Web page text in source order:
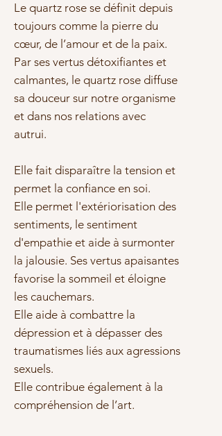
Le quartz rose se définit depuis
toujours comme la pierre du
cœur, de l’amour et de la paix.
Par ses vertus détoxifiantes et
calmantes, le quartz rose diffuse
sa douceur sur notre organisme
et dans nos relations avec
autrui.
Elle fait disparaître la tension et
permet la confiance en soi.
Elle permet l'extériorisation des
sentiments, le sentiment
d'empathie et aide à surmonter
la jalousie. Ses vertus apaisantes
favorise la sommeil et éloigne
les cauchemars.
Elle aide à combattre la
dépression et à dépasser des
traumatismes liés aux agressions
sexuels.
Elle contribue également à la
compréhension de l’art.